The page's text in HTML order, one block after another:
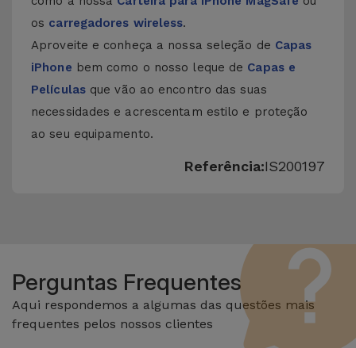
os carregadores wireless.
Aproveite e conheça a nossa seleção de Capas
iPhone bem como o nosso leque de Capas e
Películasque vão ao encontro das suas
necessidades e acrescentam estilo e proteção
ao seu equipamento.
Referência:IS200197
Perguntas Frequentes
Aqui respondemos a algumas das questões mais
frequentes pelos nossos clientes